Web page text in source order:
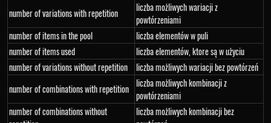
number of variations with repetition
liczba możliwych wariacji z
powtórzeniami
number of items in the pool
liczba elementów w puli
number of items used
liczba elementów, ktore są w użyciu
number of variations without repetition
liczba możliwych wariacji bez powtórzeń
number of combinations with repetition liczba możliwych kombinacji z
powtórzeniami
number of combinations without
liczba możliwych kombinacji bez